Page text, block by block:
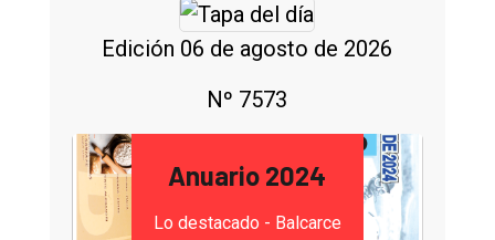
Edición 06 de agosto de 2026
Nº 7573
Anuario 2024
Lo destacado - Balcarce